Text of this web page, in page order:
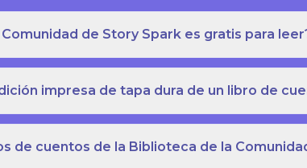
de Story Spark es gratis para
impresa de tapa dura de un libro de
de cuentos de la Biblioteca de la